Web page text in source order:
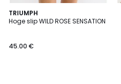
TRIUMPH
Hoge slip WILD ROSE SENSATION
45.00 €